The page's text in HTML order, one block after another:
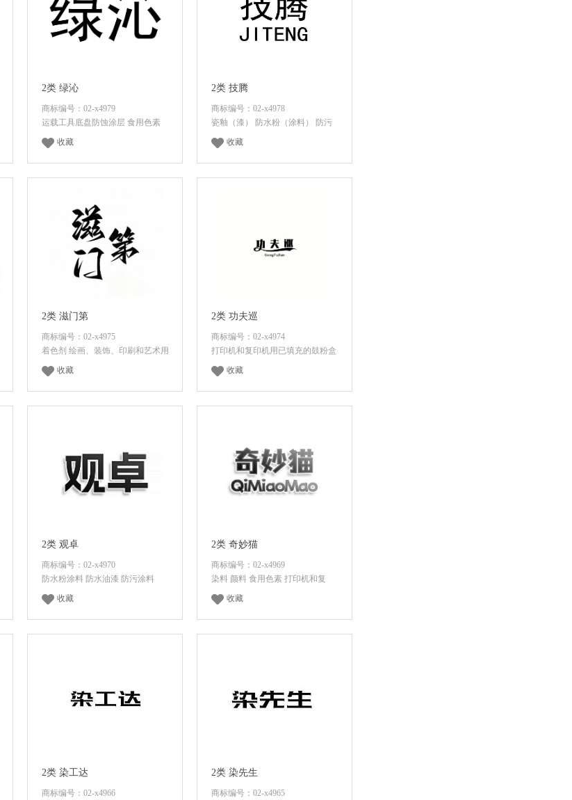
2类 绿沁
商标编号：02-x4979
运载工具底盘防蚀涂层 食用色素
收藏
2类 技腾
商标编号：02-x4978
瓷釉（漆） 防水粉（涂料） 防污
收藏
2类 滋门第
商标编号：02-x4975
着色剂 绘画、装饰、印刷和艺术用
收藏
2类 功夫巡
商标编号：02-x4974
打印机和复印机用已填充的鼓粉盒
收藏
2类 观卓
商标编号：02-x4970
防水粉涂料 防水油漆 防污涂料
收藏
2类 奇妙猫
商标编号：02-x4969
染料 颜料 食用色素 打印机和复
收藏
2类 染工达
商标编号：02-x4966
2类 染先生
商标编号：02-x4965